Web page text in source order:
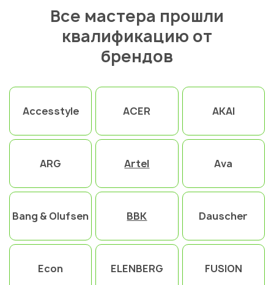
Все мастера прошли
квалификацию от
брендов
Accesstyle ACER AKAI
ARG Artel Ava
Bang & Olufsen BBK Dauscher
Econ ELENBERG FUSION